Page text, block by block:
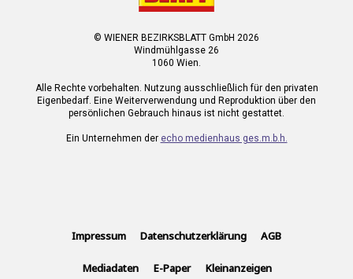
© WIENER BEZIRKSBLATT GmbH 2026
Windmühlgasse 26
1060 Wien.
Alle Rechte vorbehalten. Nutzung ausschließlich für den privaten
Eigenbedarf. Eine Weiterverwendung und Reproduktion über den
persönlichen Gebrauch hinaus ist nicht gestattet.
Ein Unternehmen der echo medienhaus ges.m.b.h.
Impressum Datenschutzerklärung AGB
Mediadaten E-Paper Kleinanzeigen